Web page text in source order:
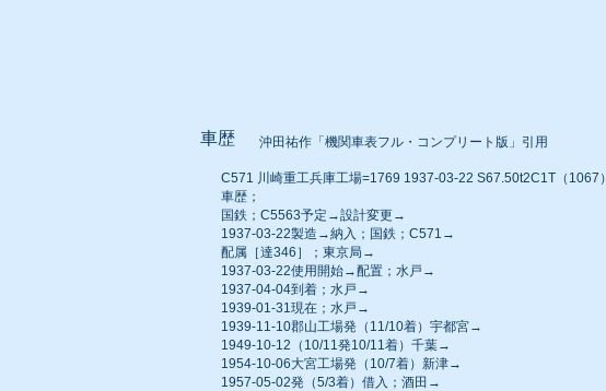
車歴 沖田祐作「機関車表フル・コンプリート版」引用
C571 川崎重工兵庫工場=1769 1937-03-22 S67.50t2C1T（1067）
車歴；
国鉄；C5563予定→設計変更→
1937-03-22製造→納入；国鉄；C571→
配属［達346］；東京局→
1937-03-22使用開始→配置；水戸→
1937-04-04到着；水戸→
1939-01-31現在；水戸→
1939-11-10郡山工場発（11/10着）宇都宮→
1949-10-12（10/11発10/11着）千葉→
1954-10-06大宮工場発（10/7着）新津→
1957-05-02発（5/3着）借入；酒田→